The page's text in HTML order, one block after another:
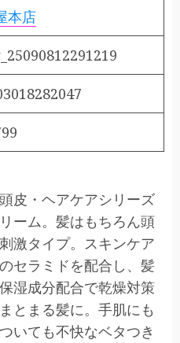
本店
皮・ヘアケアシリーズ
ーム。髪はもちろん頭
激タイプ。スキンケア
セラミドを配合し、髪
湿成分配合で乾燥対策
とまる髪に。手肌にも
いても不快なベタつき